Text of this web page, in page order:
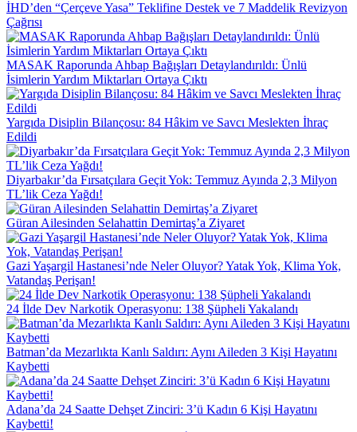
İHD’den “Çerçeve Yasa” Teklifine Destek ve 7 Maddelik Revizyon
Çağrısı
MASAK Raporunda Ahbap Bağışları Detaylandırıldı: Ünlü
İsimlerin Yardım Miktarları Ortaya Çıktı
Yargıda Disiplin Bilançosu: 84 Hâkim ve Savcı Meslekten İhraç
Edildi
Diyarbakır’da Fırsatçılara Geçit Yok: Temmuz Ayında 2,3 Milyon
TL’lik Ceza Yağdı!
Güran Ailesinden Selahattin Demirtaş’a Ziyaret
Gazi Yaşargil Hastanesi’nde Neler Oluyor? Yatak Yok, Klima Yok,
Vatandaş Perişan!
24 İlde Dev Narkotik Operasyonu: 138 Şüpheli Yakalandı
Batman’da Mezarlıkta Kanlı Saldırı: Aynı Aileden 3 Kişi Hayatını
Kaybetti
Adana’da 24 Saatte Dehşet Zinciri: 3’ü Kadın 6 Kişi Hayatını
Kaybetti!